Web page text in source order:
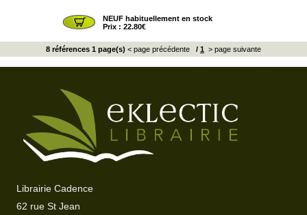
NEUF habituellement en stock
Prix : 22.80€
8 références 1 page(s) < page précédente / 1 > page suivante
Librairie Cadence
62 rue St Jean